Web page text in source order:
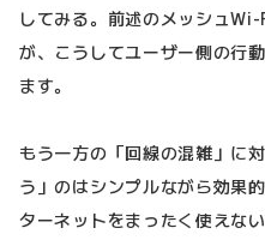
してみる。前述のメッシュ
が、こうしてユーザー側の行
ます。
もう一方の「回線の混雑」に
う」のはシンプルながら効果
ターネットをまったく使えな